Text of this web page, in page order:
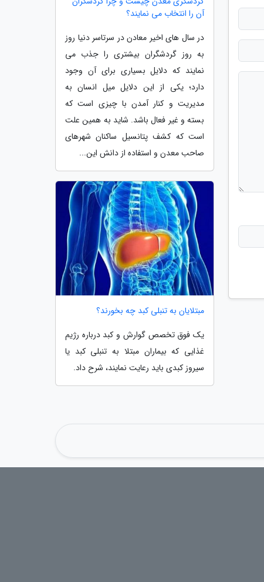
آن را انتخاب می نمایند؟
در سال های اخیر معادن در سرتاسر دنیا روز
به روز گردشگران بیشتری را جذب می
نمایند که دلایل بسیاری برای آن وجود
دارد؛ یکی از این دلایل میل انسان به
مدیریت و کنار آمدن با چیزی است که
بسته و غیر فعال باشد. شاید به همین علت
است که کشف پتانسیل ساکنان شهرهای
صاحب معدن و استفاده از دانش این...
مبتلایان به تنبلی کبد چه بخورند؟
یک فوق تخصص گوارش و کبد درباره رژیم
غذایی که بیماران مبتلا به تنبلی کبد یا
سیروز کبدی باید رعایت نمایند، شرح داد.